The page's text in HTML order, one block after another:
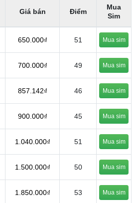
Giá bán Điểm
Mua
Sim
650.000₫ 51 Mua sim
700.000₫ 49 Mua sim
857.142₫ 46 Mua sim
900.000₫ 45 Mua sim
1.040.000₫ 51 Mua sim
1.500.000₫ 50 Mua sim
1.850.000₫ 53 Mua sim